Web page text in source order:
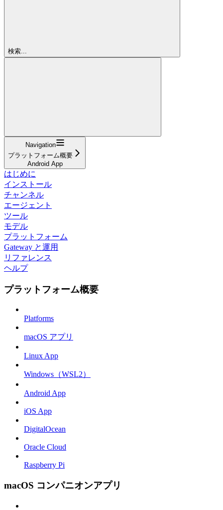
検索...
Navigation
プラットフォーム概要
Android App
はじめに
インストール
チャンネル
エージェント
ツール
モデル
プラットフォーム
Gateway と運用
リファレンス
ヘルプ
プラットフォーム概要
Platforms
macOS アプリ
Linux App
Windows（WSL2）
Android App
iOS App
DigitalOcean
Oracle Cloud
Raspberry Pi
macOS コンパニオンアプリ